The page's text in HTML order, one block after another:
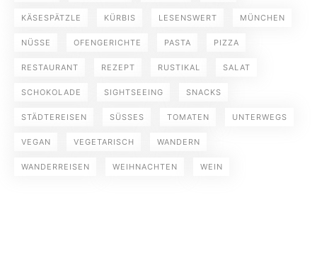
KÄSESPÄTZLE KÜRBIS LESENSWERT MÜNCHEN
NÜSSE OFENGERICHTE PASTA PIZZA
RESTAURANT REZEPT RUSTIKAL SALAT
SCHOKOLADE SIGHTSEEING SNACKS
STÄDTEREISEN SÜSSES TOMATEN UNTERWEGS
VEGAN VEGETARISCH WANDERN
WANDERREISEN WEIHNACHTEN WEIN